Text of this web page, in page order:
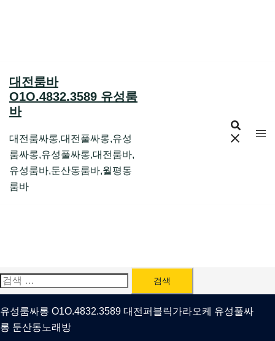
대전룸바
O1O.4832.3589 유성룸
바
대전룸싸롱,대전풀싸롱,유성
룸싸롱,유성풀싸롱,대전룸바,
유성룸바,둔산동룸바,월평동
룸바
검
색:
유성룸싸롱 O1O.4832.3589 대전퍼블릭가라오케 유성풀싸
롱 둔산동노래방